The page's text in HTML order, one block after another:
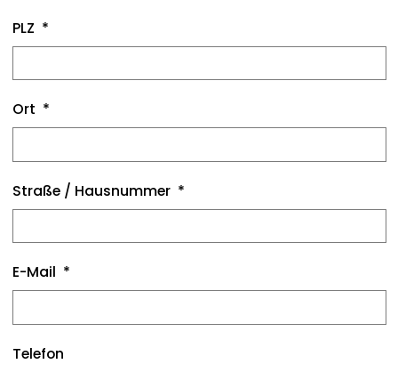
PLZ
Ort
Straße / Hausnummer
E-Mail
Telefon